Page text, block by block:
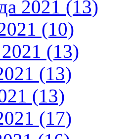
2021 (13)
(10)
(13)
(13)
(13)
(17)